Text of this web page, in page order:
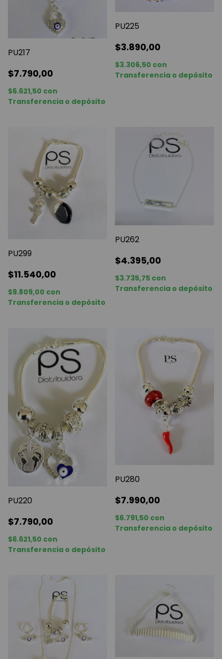
PU217
$7.790,00
$6.621,50 con
Transferencia o depósito
PU225
$3.890,00
$3.306,50 con
Transferencia o depósito
PU299
$11.540,00
$9.809,00 con
Transferencia o depósito
PU262
$4.395,00
$3.735,75 con
Transferencia o depósito
PU220
$7.790,00
$6.621,50 con
Transferencia o depósito
PU280
$7.990,00
$6.791,50 con
Transferencia o depósito